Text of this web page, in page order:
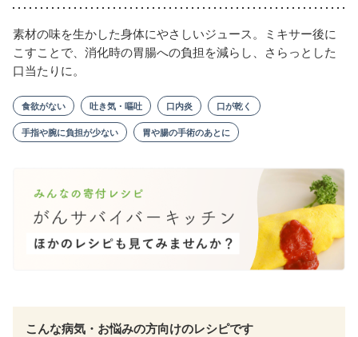
素材の味を生かした身体にやさしいジュース。ミキサー後に
こすことで、消化時の胃腸への負担を減らし、さらっとした
口当たりに。
食欲がない 吐き気・嘔吐 口内炎 口が乾く
手指や腕に負担が少ない 胃や腸の手術のあとに
こんな病気・お悩みの方向けのレシピです